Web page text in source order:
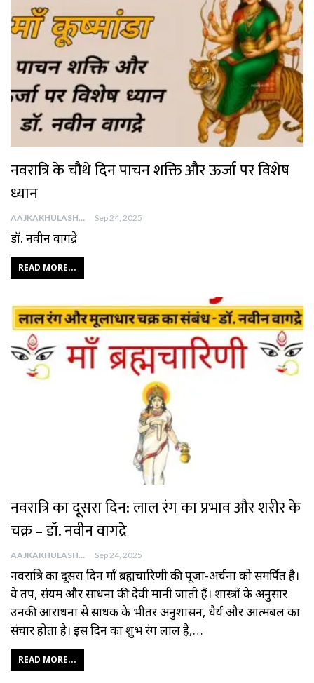
नवरात्रि के चौथे दिन पाचन शक्ति और ऊर्जा पर विशेष
ध्यान
AAJKAKHULASHA Sep 24, 2025
डॉ. नवीन वागद्रे
READ MORE...
नवरात्रि का दूसरा दिन: लाल रंग का प्रभाव और शरीर के
चक्र – डॉ. नवीन वागद्रे
AAJKAKHULASHA Sep 24, 2025
नवरात्रि का दूसरा दिन माँ ब्रह्मचारिणी की पूजा-अर्चना को समर्पित है।
वे तप, संयम और साधना की देवी मानी जाती हैं। शास्त्रों के अनुसार
उनकी आराधना से साधक के भीतर अनुशासन, धैर्य और आत्मबल का
संचार होता है। इस दिन का शुभ रंग लाल है,…
READ MORE...